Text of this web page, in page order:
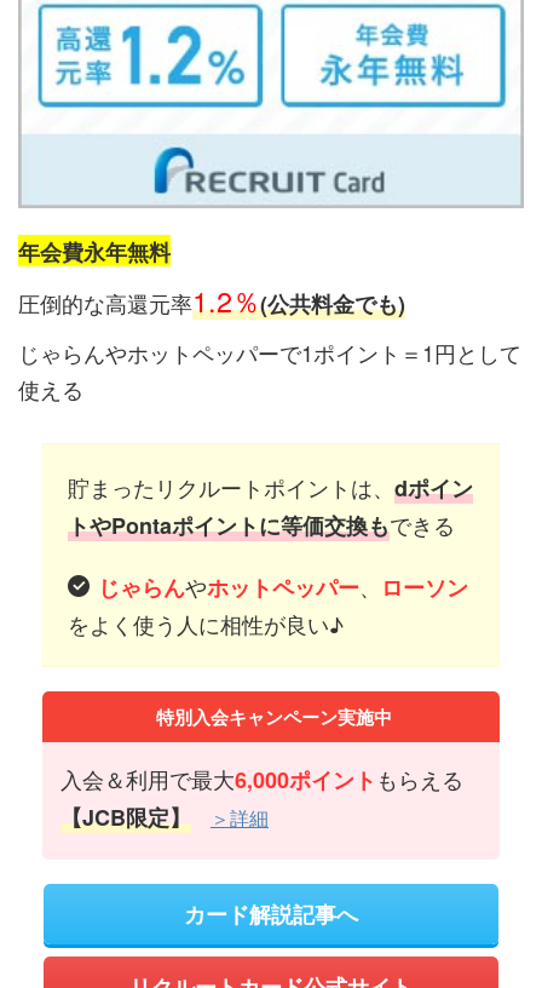
年会費永年無料
圧倒的な高還元率1.2％(公共料金でも)
じゃらんやホットペッパーで1ポイント＝1円として
使える
貯まったリクルートポイントは、 dポイン
トやPontaポイントに等価交換もできる
じゃらんやホットペッパー、
ローソン
をよく使う人に相性が良い♪
特別入会キャンペーン実施中
入会＆利用で最大6,000ポイント もらえる
【JCB限定】
＞詳細
カード解説記事へ